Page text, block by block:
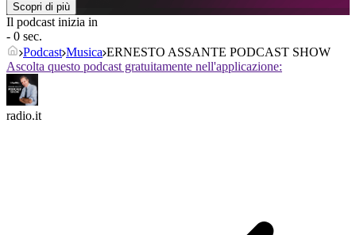
Scopri di più
Il podcast inizia in
- 0 sec.
Podcast Musica ERNESTO ASSANTE PODCAST SHOW
Ascolta questo podcast gratuitamente nell'applicazione:
radio.it